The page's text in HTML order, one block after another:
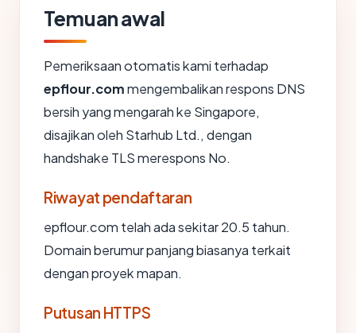
Temuan awal
Pemeriksaan otomatis kami terhadap
epflour.commengembalikan respons DNS
bersih yang mengarah ke Singapore,
disajikan oleh Starhub Ltd., dengan
handshake TLS merespons No.
Riwayat pendaftaran
epflour.com telah ada sekitar 20.5 tahun.
Domain berumur panjang biasanya terkait
dengan proyek mapan.
Putusan HTTPS